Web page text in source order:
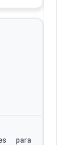
para